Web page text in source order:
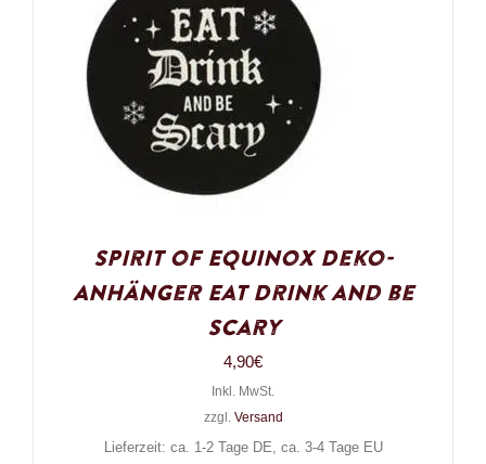
Spirit of Equinox Deko-
Anhänger Eat Drink and be
Scary
4,90€
Inkl. MwSt.
zzgl. Versand
Lieferzeit: ca. 1-2 Tage DE, ca. 3-4 Tage EU